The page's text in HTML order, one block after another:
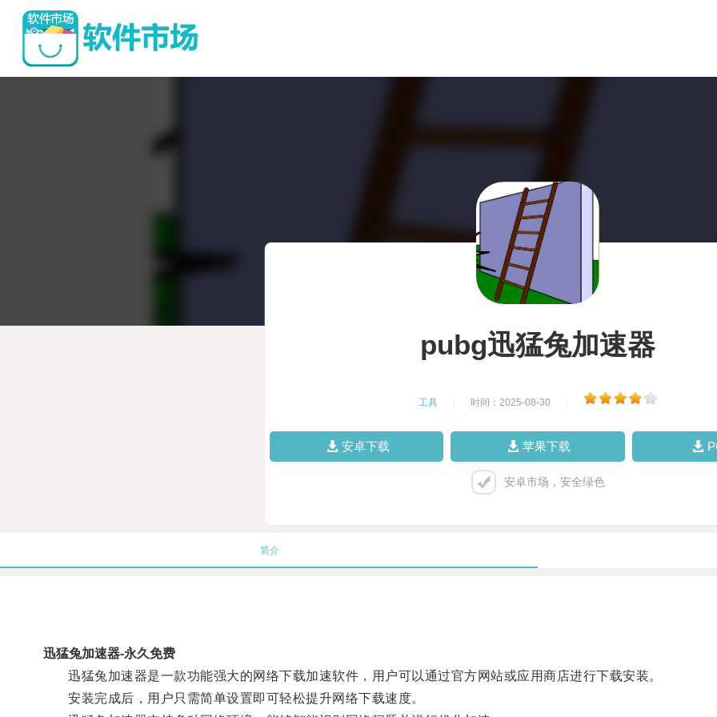
pubg迅猛兔加速器
工具 时间：2025-08-30
安卓下载 苹果下载
安卓市场，安全绿色
简介
迅猛兔加速器-永久免费
迅猛兔加速器是一款功能强大的网络下载加速软件，用户可以通过官方网站或应用商店进行下载安装。
安装完成后，用户只需简单设置即可轻松提升网络下载速度。